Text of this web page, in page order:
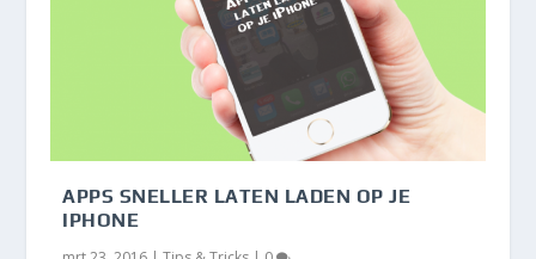
APPS SNELLER LATEN LADEN OP JE
IPHONE